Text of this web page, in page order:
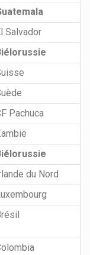
Salvador
Pachuca
du Nord